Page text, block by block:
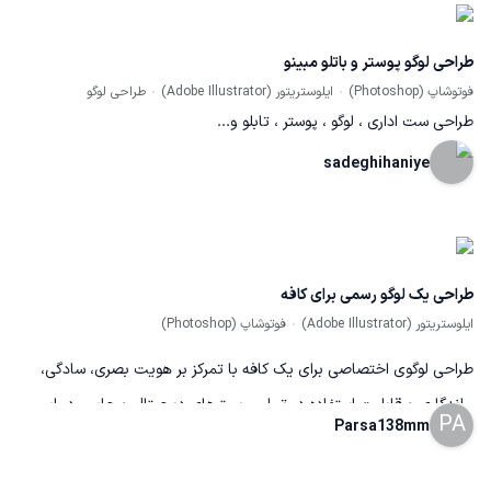
طراحی لوگو پوستر و باتلو مبینو
فوتوشاپ (Photoshop) ایلوستریتور (Adobe Illustrator) طراحی لوگو
طراحی ست اداری ، لوگو ، پوستر ، تابلو و...
sadeghihaniye
طراحی یک لوگو رسمی برای کافه
ایلوستریتور (Adobe Illustrator) فوتوشاپ (Photoshop)
طراحی لوگوی اختصاصی برای یک کافه با تمرکز بر هویت بصری، سادگی،
ماندگاری و قابلیت استفاده در تمامی بسترهای دیجیتال و چاپی. در این
پروژه تلاش شده است تا با استفاده از ترکیب مناسب رنگ‌ها، تایپوگرافی و
PA
Parsa138mm